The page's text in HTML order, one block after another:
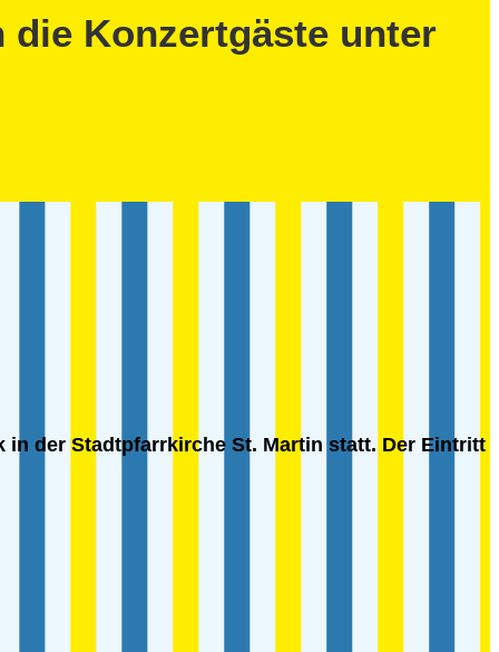
Konzertgäste unter
in der Stadtpfarrkirche St. Martin statt. Der Eintritt